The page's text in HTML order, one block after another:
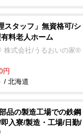
スタッフ」無資格可/シ
料老人ホーム
株式会社/うるおいの家®
円
/ 北海道
品の製造工場での鉄鋼
入寮/製造・工場/日勤/